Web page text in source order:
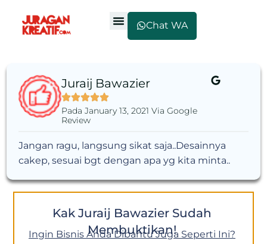
Chat WA
Juraij Bawazier
Pada January 13, 2021 Via Google
Review
Jangan ragu, langsung sikat saja..Desainnya
cakep, sesuai bgt dengan apa yg kita minta..
Kak Juraij Bawazier Sudah
Membuktikan!
Ingin Bisnis Anda Dibantu Juga Seperti Ini?